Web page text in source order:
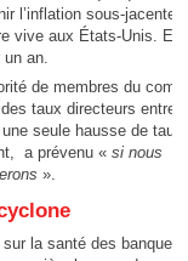
l’inflation sous-jacente
vive aux États-Unis.
an.
de membres du
taux directeurs entre
seule hausse de taux
a prévenu «si nous
».
la santé des banques